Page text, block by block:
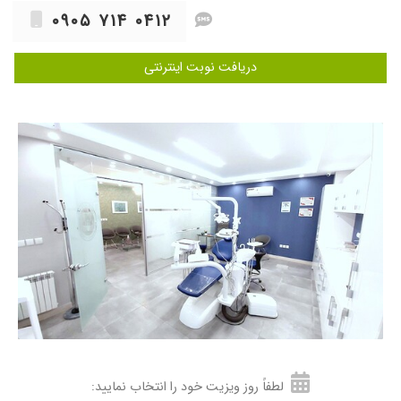
۱۴۰۴/۰۴/۰۵
بسیار متبحر، مسئولیتپذیر و با اخلاق هستن ۱۴۰۴/۰۸/۱۸
۱۴۰۴/۰۲/۲۳
تشخیص درست ۱۴۰۴/۰۷/۲۱
برای ترمیم و عصب کشی دندون بهشون مراجعه
کردم بسیار خوش برخورد و کار درست هستن،
مطب هم از متریال و تجهیزات به روزی استفاده
میکنن
بسیار عالی ۱۴۰۴/۰۵/۱۲
فوق العاده ۱۴۰۴/۱۰/۱۳
عالی بود خانم دکتر صورتگر ۱۴۰۴/۰۶/۲۹
کامل داریم، هم در کارشون بسیار ماهر هستن و هم
خوش اخلاق .محیط مطب هم آروم و تمیز .
۰۹۰۵ ۷۱۴ ۰۴۱۲
دریافت نوبت اینترنتی
لطفاً روز ویزیت خود را انتخاب نمایید: